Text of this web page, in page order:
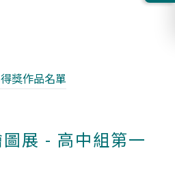
獎作品名單
展 - 高中組第一